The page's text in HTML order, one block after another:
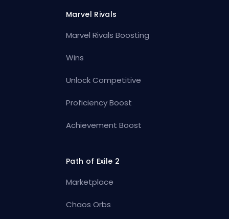
Marvel Rivals
Marvel Rivals Boosting
Wins
Unlock Competitive
Proficiency Boost
Achievement Boost
Path of Exile 2
Marketplace
Chaos Orbs